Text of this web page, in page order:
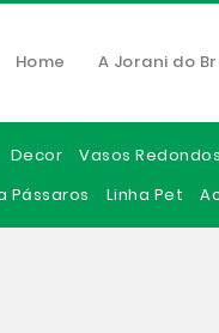
Home A Jorani do
Decor Vasos Redondos
Pássaros Linha Pet